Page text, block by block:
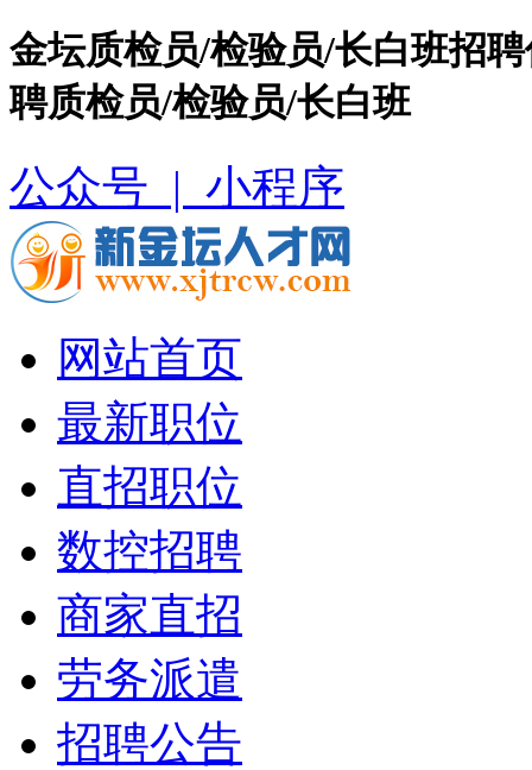
金坛质检员/检验员/长白班招
聘质检员/检验员/长白班
公众号 | 小程序
网站首页
最新职位
直招职位
数控招聘
商家直招
劳务派遣
招聘公告